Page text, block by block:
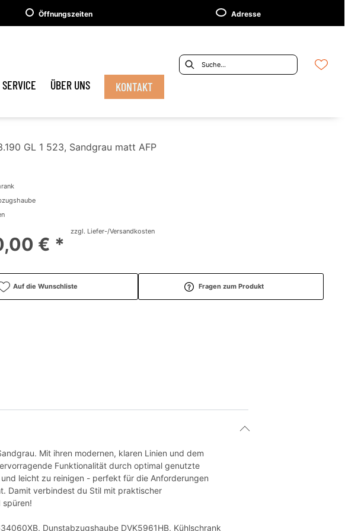
Öffnungszeiten Adresse
SERVICE ÜBER UNS KONTAKT
GL 1 523, Sandgrau matt AFP
€ *
zzgl. Liefer-/Versandkosten
Auf die Wunschliste Fragen zum Produkt
Mit ihren modernen, klaren Linien und dem
Funktionalität durch optimal genutzte
leicht zu reinigen - perfekt für die Anforderungen
Damit verbindest du Stil mit praktischer
spüren!
Dunstabzugshaube DVK5961HB, Kühlschrank